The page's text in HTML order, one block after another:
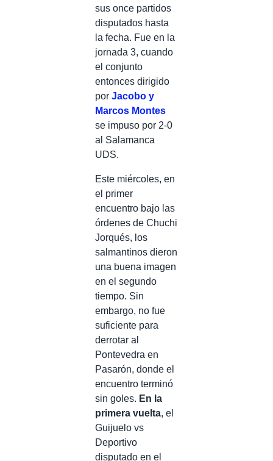
sus once partidos
disputados hasta
la fecha. Fue en la
jornada 3, cuando
el conjunto
entonces dirigido
por Jacobo y
Marcos Montes
se impuso por 2-0
al Salamanca
UDS.
Este miércoles, en
el primer
encuentro bajo las
órdenes de Chuchi
Jorqués, los
salmantinos dieron
una buena imagen
en el segundo
tiempo. Sin
embargo, no fue
suficiente para
derrotar al
Pontevedra en
Pasarón, donde el
encuentro terminó
sin goles. En la
primera vuelta, el
Guijuelo vs
Deportivo
disputado en el